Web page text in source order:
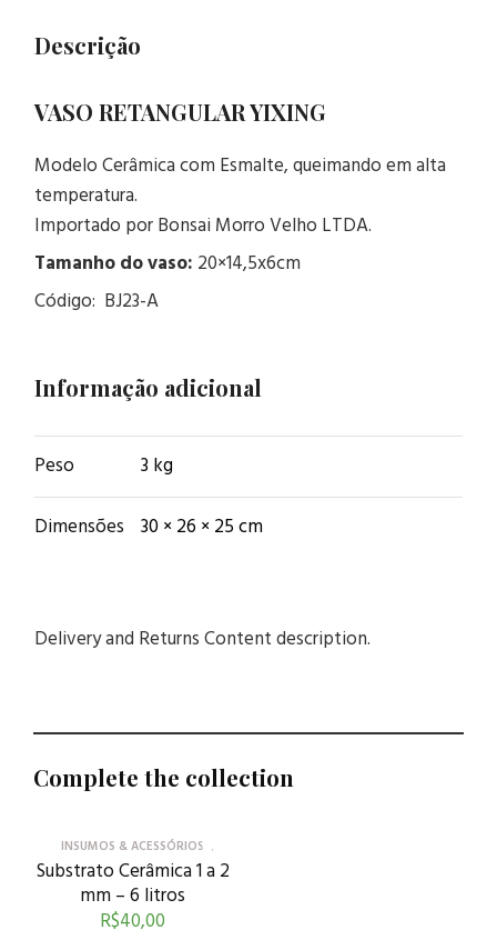
Descrição
VASO RETANGULAR YIXING
Modelo Cerâmica com Esmalte, queimando em alta
temperatura.
Importado por Bonsai Morro Velho LTDA.
Tamanho do vaso: 20×14,5x6cm
Código: BJ23-A
Informação adicional
Peso 3 kg
Dimensões 30 × 26 × 25 cm
Delivery and Returns Content description.
Complete the collection
INSUMOS & ACESSÓRIOS
Substrato Cerâmica 1 a 2
mm – 6 litros
R$40,00